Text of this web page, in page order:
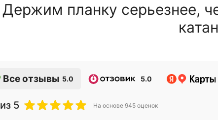
Держим планку серьезнее,
Все отзывы 5.0 5.0
из 5 На основе 945 оценок